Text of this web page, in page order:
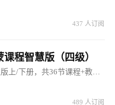
437 人订阅
程智慧版（四级）
适合7-9岁，智慧版上/下册，共36节课程+教材作业+测评证书
489 人订阅